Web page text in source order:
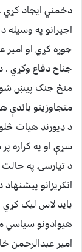
دخمني ايجاد کړي
اجيرانو په وسيله
جوړه کړي او
جناح دفاع وکړي .
منځ جنګ پيښ شو .
متجاوزينو باندې
د ډيورنډ هيات
سړې او په کراره
د تيارسۍ په
انګريزانو
بايد لاس ليک
هيوادونو
امير عبدالرحمن